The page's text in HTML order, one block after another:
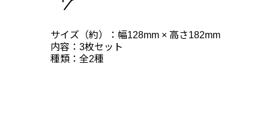
サイズ（約）：幅128mm × 高さ182mm
内容：3枚セット
種類：全2種